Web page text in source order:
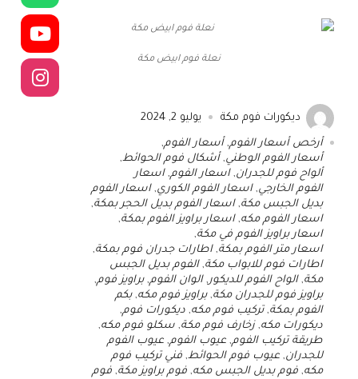
نعلة فوم ابيض مكة
ديكورات فوم مكة يوليو 2, 2024
أرخص أسعار الفوم,أسعار الفوم,
أسعار الفوم الوطني,أشكال فوم الحوائط,
ألواح فوم للجدران,اسعار الفوم,اسعار
الفوم الخارجي,اسعار الفوم الكوري,اسعار الفوم
بديل الجبس مكة,اسعار الفوم بديل الحجر بمكة,
اسعار الفوم مكه,اسعار براويز الفوم بمكة,
اسعار براويز الفوم في مكة,
اسعار متر الفوم بمكة,اطارات جدران فوم بمكة,
اطارات فوم للابواب مكة,الفوم بديل الجبس
مكة,الواح الفوم للديكور,الوان الفوم,براويز فوم,
براويز فوم للجدران مكة,براويز فوم مكه,بكم
الفوم بمكة,تركيب فوم مكه, ديكورات فوم,
ديكورات مكه, زخارف فوم مكة, سكلو فوم مكه,
طريقة تركيب الفوم, عيوب الفوم, عيوب الفوم
للجدران, عيوب فوم الحوائط, فني تركيب فوم
مكه, فوم بديل الجبس مكه, فوم براويز مكة, فوم